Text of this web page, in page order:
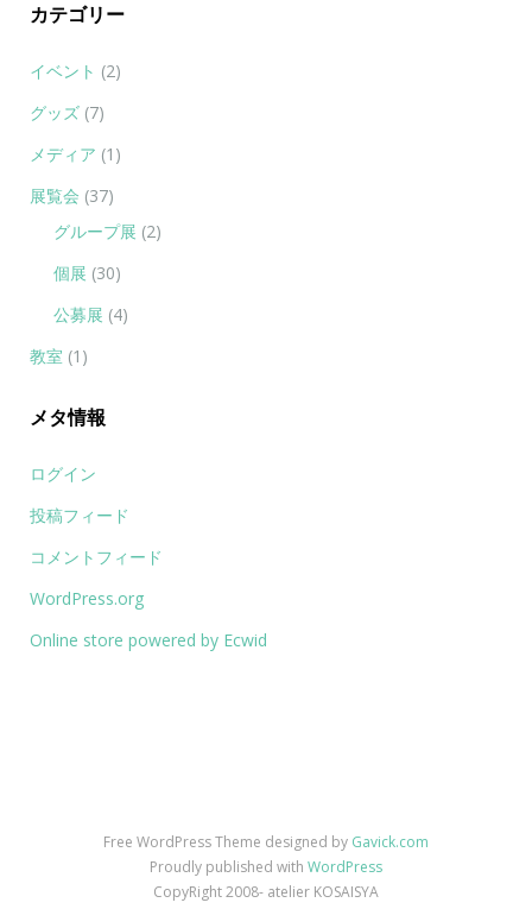
カテゴリー
イベント (2)
グッズ (7)
メディア (1)
展覧会 (37)
グループ展 (2)
個展 (30)
公募展 (4)
教室 (1)
メタ情報
ログイン
投稿フィード
コメントフィード
WordPress.org
Online store powered by Ecwid
Free WordPress Theme designed by Gavick.com
Proudly published with WordPress
CopyRight 2008- atelier KOSAISYA